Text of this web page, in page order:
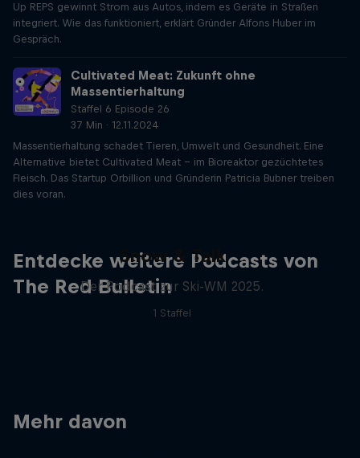
Up REPS gewinnt Strom aus Autos, indem es Geräte in Straßen
integriert. Wie das funktioniert, erklärt Gründer Alfons Huber im
Gespräch.
Cultivated Meat: Zukunft ohne
Massentierhaltung
Staffel 6 Episode 26
37 Min · 12.11.2024
Massentierhaltung schadet Tieren, Umwelt und Gesundheit. Eine
Alternative bietet Cultivated Meat – im Bioreaktor gezüchtetes
Fleisch. Das Startup Orbillion und Gründerin Patricia Bubner treiben
dies voran.
Entdecke weitere Podcasts von
The Red Bulletin
Snow & Talk
Der Podcast zur Ski-WM 2025.
1 Staffel
Mehr davon